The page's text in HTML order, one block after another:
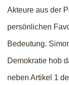
Akteure aus der
persönlichen
Bedeutung.
Demokratie hob
neben Artikel 1